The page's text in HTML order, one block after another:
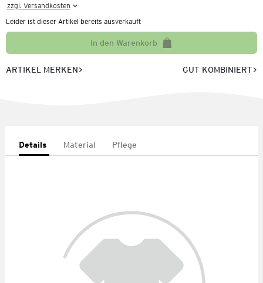
zzgl. Versandkosten
Leider ist dieser Artikel bereits ausverkauft
In den Warenkorb
ARTIKEL MERKEN GUT KOMBINIERT
Details Material Pflege